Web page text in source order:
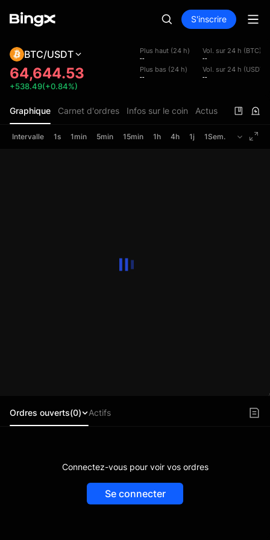
S'inscrire
BTC/USDT
64,644.53
+538.49(+0.84%)
Plus haut (24 h)
--
Vol. sur 24 h (BTC)
--
Plus bas (24 h)
--
Vol. sur 24 h (USDT)
--
Graphique Carnet d'ordres Infos sur le coin Actus
Intervalle 1s 1min 5min 15min 1h 4h 1j 1Sem.
Ordres ouverts(0) Actifs
Connectez-vous pour voir vos ordres
Se connecter